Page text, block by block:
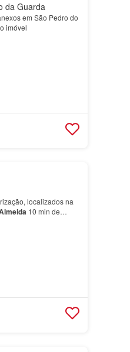
da Guarda
em São Pedro do
imóvel
localizados na
10 min de